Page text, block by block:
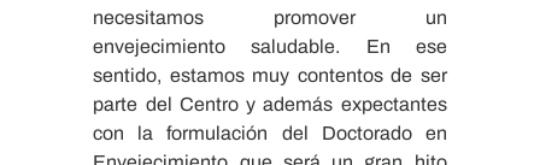
necesitamos promover un
envejecimiento saludable. En ese
sentido, estamos muy contentos de ser
parte del Centro y además expectantes
con la formulación del Doctorado en